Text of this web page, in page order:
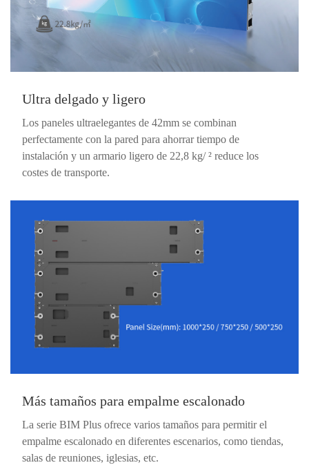
Ultra delgado y ligero
Los paneles ultraelegantes de 42mm se combinan
perfectamente con la pared para ahorrar tiempo de
instalación y un armario ligero de 22,8 kg/ ² reduce los
costes de transporte.
Más tamaños para empalme escalonado
La serie BIM Plus ofrece varios tamaños para permitir el
empalme escalonado en diferentes escenarios, como tiendas,
salas de reuniones, iglesias, etc.